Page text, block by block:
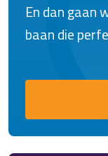
tevreden klanten. Geen dag is
kwaliteit,
centraal staan.
En dan gaan
baan die